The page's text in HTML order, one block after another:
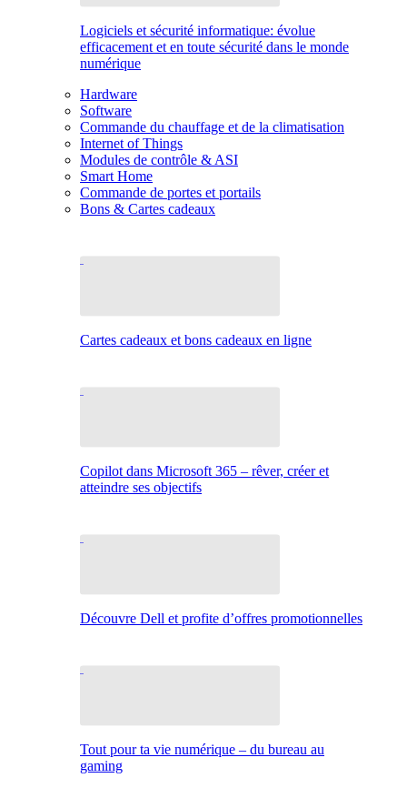
Logiciels et sécurité informatique: évolue
efficacement et en toute sécurité dans le monde
numérique
Hardware
Software
Commande du chauffage et de la climatisation
Internet of Things
Modules de contrôle & ASI
Smart Home
Commande de portes et portails
Bons & Cartes cadeaux
Cartes cadeaux et bons cadeaux en ligne
Copilot dans Microsoft 365 – rêver, créer et
atteindre ses objectifs
Découvre Dell et profite d’offres promotionnelles
Tout pour ta vie numérique – du bureau au
gaming